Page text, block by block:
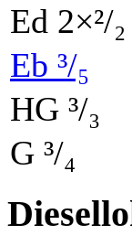
Ed 2×²/₂
Eb ³/₅
HG ³/₃
G ³/₄